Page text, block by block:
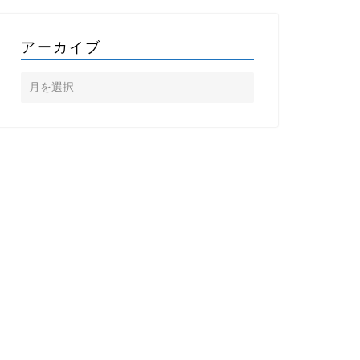
アーカイブ